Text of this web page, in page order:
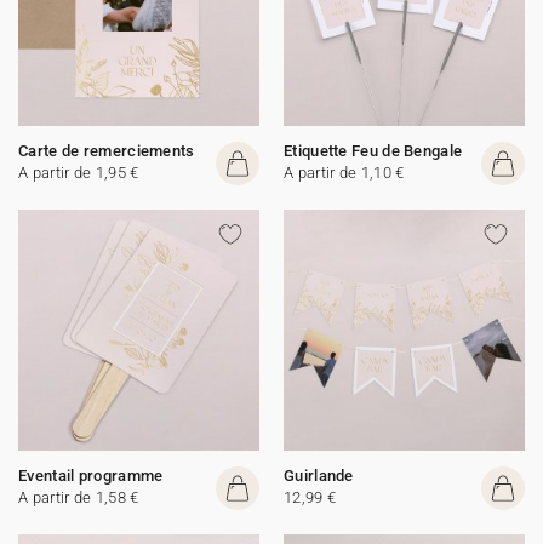
Carte de remerciements
A partir de 1,95 €
Etiquette Feu de Bengale
A partir de 1,10 €
Eventail programme
A partir de 1,58 €
Guirlande
12,99 €